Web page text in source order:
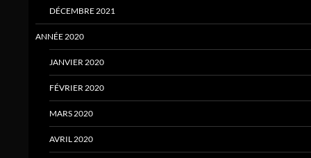
DÉCEMBRE 2021
ANNÉE 2020
JANVIER 2020
FÉVRIER 2020
MARS 2020
AVRIL 2020